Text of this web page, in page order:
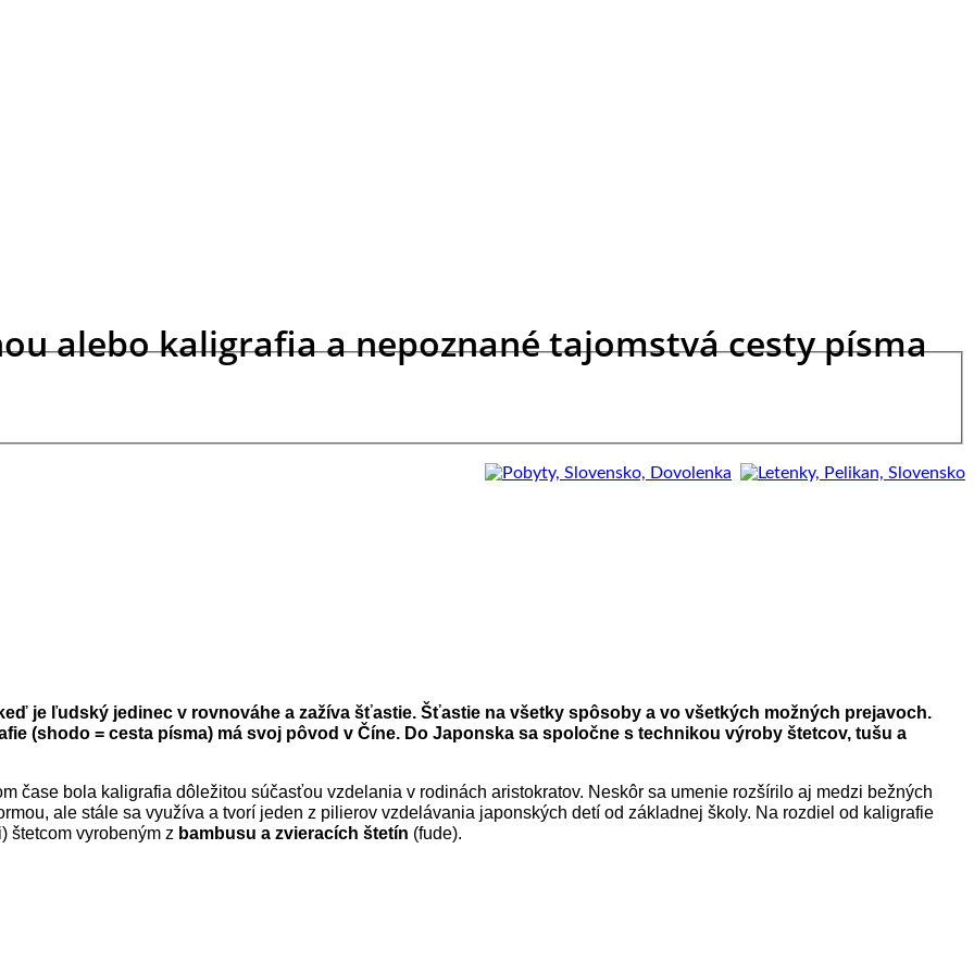
alebo kaligrafia a nepoznané tajomstvá cesty písma
je ľudský jedinec v rovnováhe a zažíva šťastie. Šťastie na všetky spôsoby a vo všetkých možných prejavoch.
(shodo = cesta písma) má svoj pôvod v Číne. Do Japonska sa spoločne s technikou výroby štetcov, tušu a
čase bola kaligrafia dôležitou súčasťou vzdelania v rodinách aristokratov. Neskôr sa umenie rozšírilo aj medzi bežných
ale stále sa využíva a tvorí jeden z pilierov vzdelávania japonských detí od základnej školy. Na rozdiel od kaligrafie
štetcom vyrobeným z bambusu a zvieracích štetín (fude).